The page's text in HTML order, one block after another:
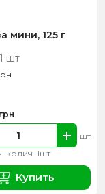
мини, 125 г
шт
колич. 1шт
шт
грн
Купить